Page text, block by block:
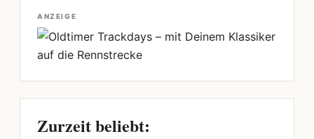
ANZEIGE
Zurzeit beliebt: